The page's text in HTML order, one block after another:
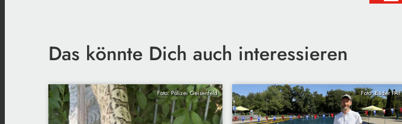
Das könnte Dich auch interessieren
Foto: Polizei Geisenfeld Foto: Bäder PAF